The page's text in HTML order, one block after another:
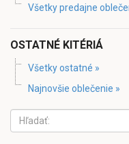
Všetky predajne
OSTATNÉ KITÉRIÁ
Všetky ostatné »
Najnovšie oblečenie »